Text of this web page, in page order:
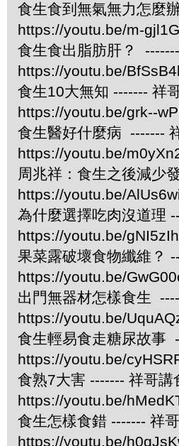
食生食到無氣無力怎麼
https://youtu.be/m-
食生食出脂肪肝？
https://youtu.be/
食生10大無知 ------- 祥
https://youtu.be/grk--
食生醫好什麼病 -------
https://youtu.be/
周兆祥：食生之後減少
https://youtu.be/
為什麼選擇吃肉沒道理
https://youtu.be/
果菜露破壞食物纖維？
https://youtu.be/
出門無器材怎樣食生
https://youtu.be/
食生輕易食走糖尿故事
https://youtu.be/
食熟7大害 ------- 祥哥講
https://youtu.be/
食生怎樣食錯 ------- 祥
https://youtu.be/